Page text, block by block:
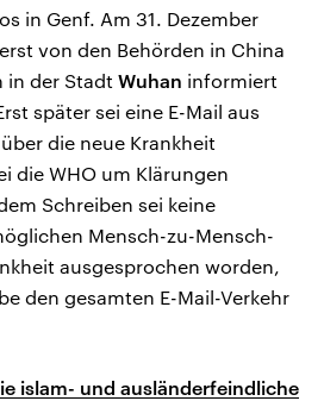
in Genf. Am 31. Dezember
von den Behörden in China
in der Stadt Wuhan informiert
später sei eine E-Mail aus
die neue Krankheit
die WHO um Klärungen
Schreiben sei keine
Mensch-zu-Mensch-
ausgesprochen worden,
den gesamten E-Mail-Verkehr
islam- und ausländerfeindliche